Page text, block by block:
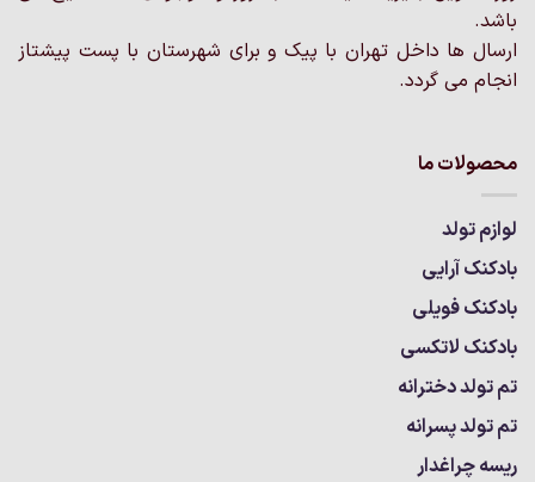
باشد.
ارسال ها داخل تهران با پیک و برای شهرستان با پست پیشتاز
انجام می گردد.
محصولات ما
لوازم تولد
بادکنک آرایی
بادکنک فویلی
بادکنک لاتکسی
تم تولد دخترانه
تم تولد پسرانه
ریسه چراغدار